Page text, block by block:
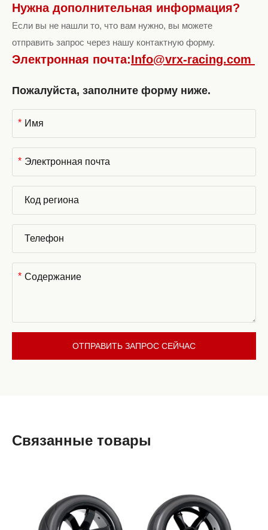
Нужна дополнительная информация?
Если вы не нашли то, что вам нужно, вы можете
отправить запрос через нашу контактную форму.
Электронная почта:Info@vrx-racing.com
Пожалуйста, заполните форму ниже.
*
*
*
ОТПРАВИТЬ ЗАПРОС СЕЙЧАС
Связанные товары